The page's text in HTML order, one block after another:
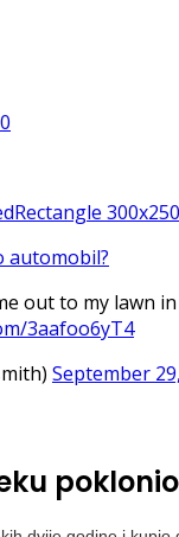
out to my lawn
3aafoo6yT4
September